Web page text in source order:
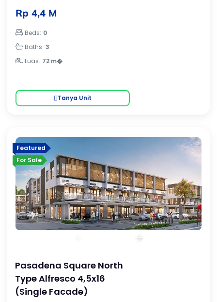
Rp 4,4 M
Beds: 0
Baths: 3
Luas: 72 m�
Tanya Unit
Featured
For Sale
Pasadena Square North
Type Alfresco 4,5x16
(Single Facade)